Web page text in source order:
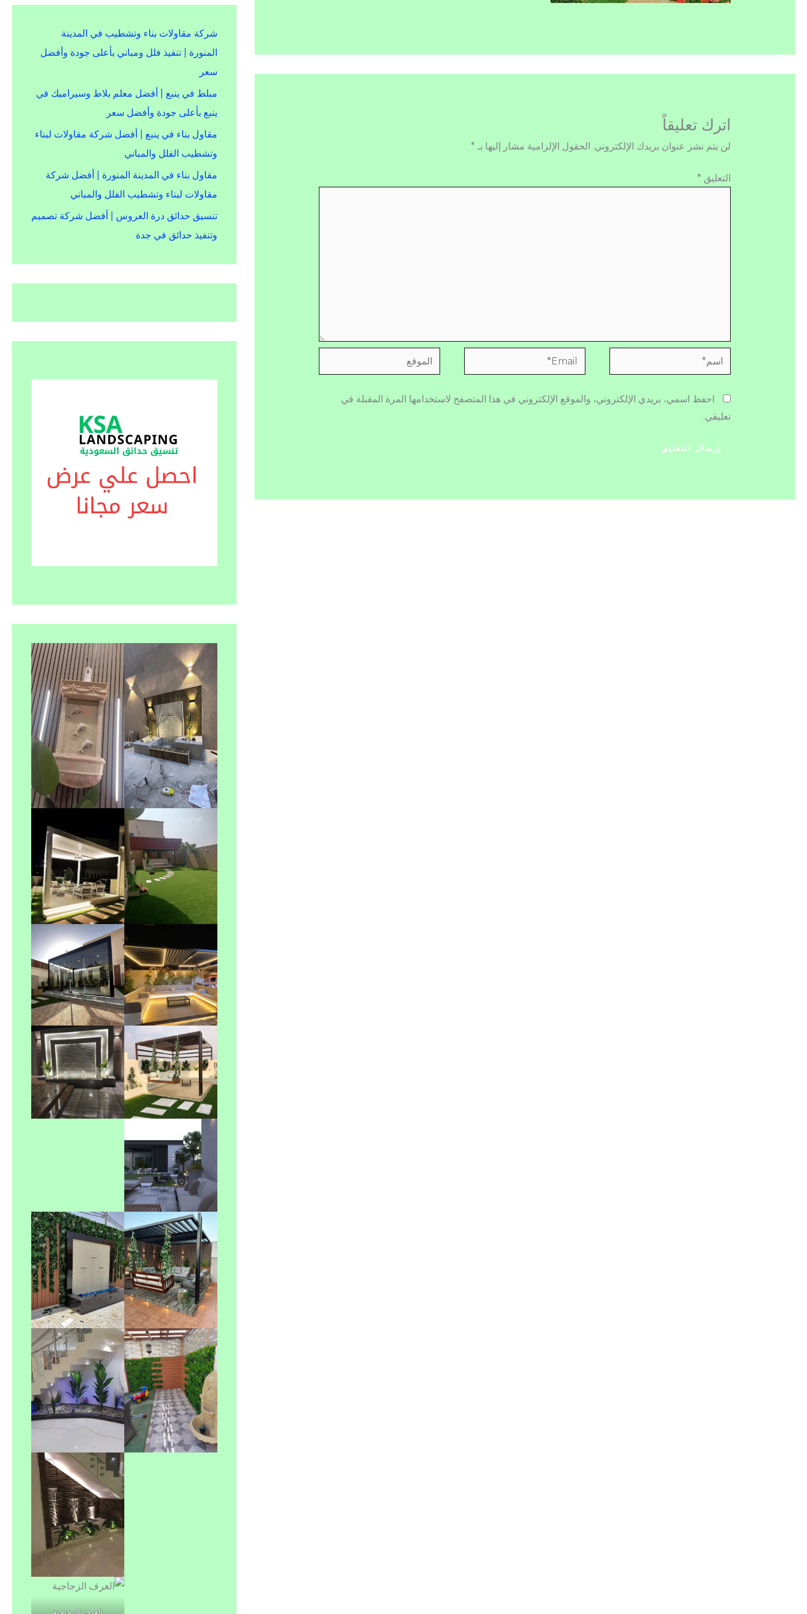
اترك تعليقاً
لن يتم نشر عنوان بريدك الإلكتروني. الحقول الإلزامية مشار إليها بـ *
التعليق *
اسم* Email* الموقع
احفظ اسمي، بريدي الإلكتروني، والموقع الإلكتروني في هذا المتصفح لاستخدامها المرة المقبلة في
تعليقي.
شركة مقاولات بناء وتشطيب في المدينة
المنورة | تنفيذ فلل ومباني بأعلى جودة وأفضل
سعر
مبلط في ينبع | أفضل معلم بلاط وسيراميك في
ينبع بأعلى جودة وأفضل سعر
مقاول بناء في ينبع | أفضل شركة مقاولات لبناء
وتشطيب الفلل والمباني
مقاول بناء في المدينة المنورة | أفضل شركة
مقاولات لبناء وتشطيب الفلل والمباني
تنسيق حدائق درة العروس | أفضل شركة تصميم
وتنفيذ حدائق في جدة
الغرف الزجاجية